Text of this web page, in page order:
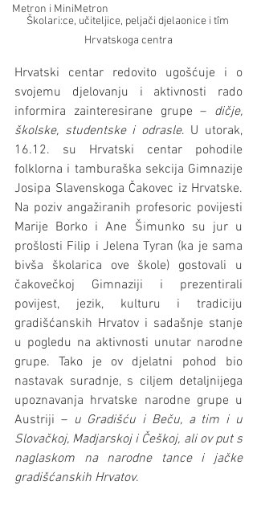
Metron i MiniMetron
Školari:ce, učiteljice, peljači djelaonice i tîm
Hrvatskoga centra
Hrvatski centar redovito ugošćuje i o
svojemu djelovanju i aktivnosti rado
informira zainteresirane grupe – dičje,
školske, studentske i odrasle. U utorak,
16.12. su Hrvatski centar pohodile
folklorna i tamburaška sekcija Gimnazije
Josipa Slavenskoga Čakovec iz Hrvatske.
Na poziv angažiranih profesoric povijesti
Marije Borko i Ane Šimunko su jur u
prošlosti Filip i Jelena Tyran (ka je sama
bivša školarica ove škole) gostovali u
čakovečkoj Gimnaziji i prezentirali
povijest, jezik, kulturu i tradiciju
gradišćanskih Hrvatov i sadašnje stanje
u pogledu na aktivnosti unutar narodne
grupe. Tako je ov djelatni pohod bio
nastavak suradnje, s ciljem detaljnijega
upoznavanja hrvatske narodne grupe u
Austriji – u Gradišću i Beču, a tim i u
Slovačkoj, Madjarskoj i Češkoj, ali ov put s
naglaskom na narodne tance i jačke
gradišćanskih Hrvatov.